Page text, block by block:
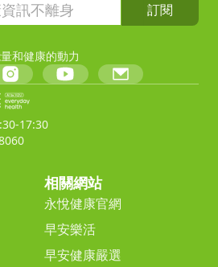
訂閱
和健康的動力
17:30
相關網站
永悅健康官網
早安樂活
早安健康嚴選